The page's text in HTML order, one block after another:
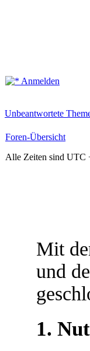
Anmelden
Unbeantwortete
Foren-Übersicht
Alle Zeiten sind UTC
Mit
und
1.